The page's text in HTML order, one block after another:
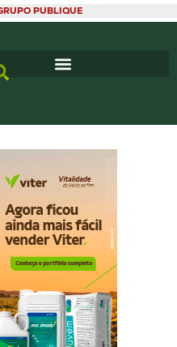
PUBLIQUE